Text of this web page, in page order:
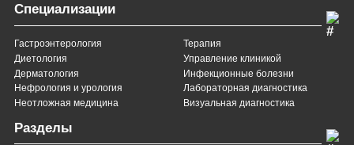
Специализации
Гастроэнтерология
Диетология
Дерматология
Нефрология и урология
Неотложная медицина
Терапия
Управление клиникой
Инфекционные болезни
Лабораторная диагностика
Визуальная диагностика
Разделы